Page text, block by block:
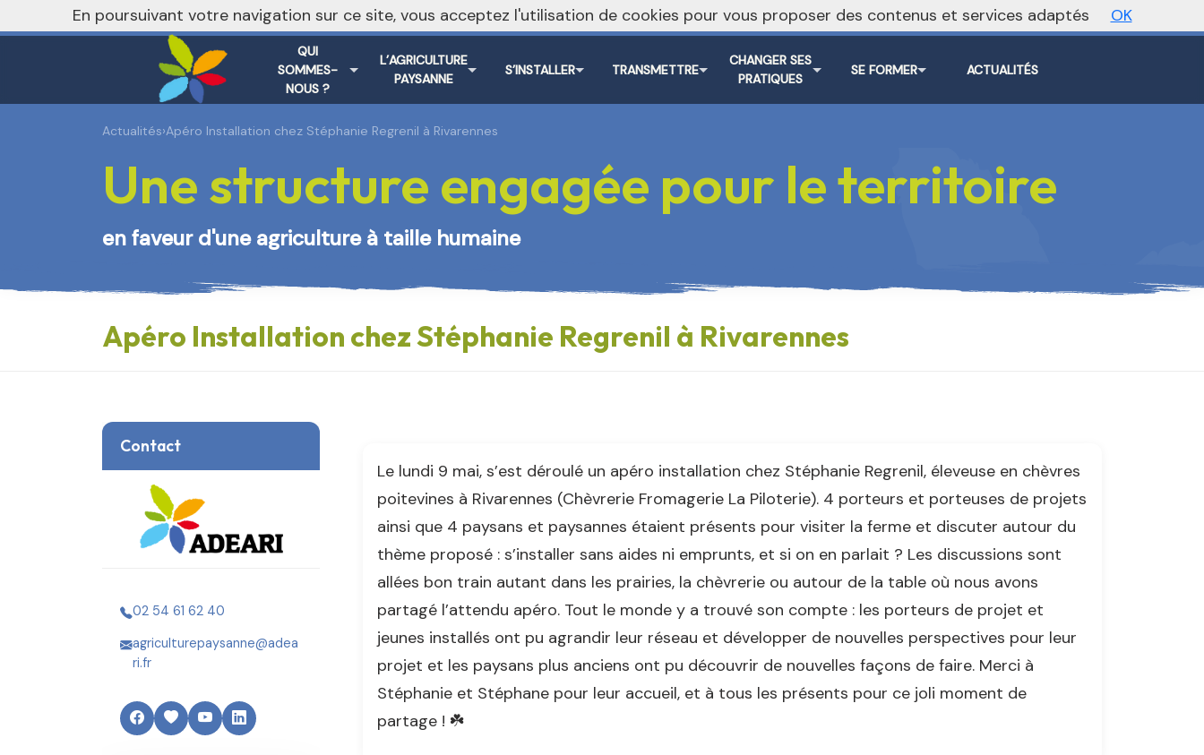
Vers le site régional Vers le site national
QUI
SOMMES-
NOUS ?
L’AGRICULTURE
PAYSANNE
S’INSTALLER TRANSMETTRE
CHANGER SES
PRATIQUES
SE FORMER ACTUALITÉS
Actualités›Apéro Installation chez Stéphanie Regrenil à Rivarennes
Une structure engagée pour le territoire
en faveur d'une agriculture à taille humaine
Apéro Installation chez Stéphanie Regrenil à Rivarennes
Contact
02 54 61 62 40
agriculturepaysanne@adea
ri.fr
Le lundi 9 mai, s’est déroulé un apéro installation chez Stéphanie Regrenil, éleveuse en chèvres
poitevines à Rivarennes (Chèvrerie Fromagerie La Piloterie). 4 porteurs et porteuses de projets
ainsi que 4 paysans et paysannes étaient présents pour visiter la ferme et discuter autour du
thème proposé : s’installer sans aides ni emprunts, et si on en parlait ? Les discussions sont
allées bon train autant dans les prairies, la chèvrerie ou autour de la table où nous avons
partagé l’attendu apéro. Tout le monde y a trouvé son compte : les porteurs de projet et
jeunes installés ont pu agrandir leur réseau et développer de nouvelles perspectives pour leur
projet et les paysans plus anciens ont pu découvrir de nouvelles façons de faire. Merci à
Stéphanie et Stéphane pour leur accueil, et à tous les présents pour ce joli moment de
partage ! ☘️
En poursuivant votre navigation sur ce site, vous acceptez l'utilisation de cookies pour vous proposer des contenus et services adaptés OK